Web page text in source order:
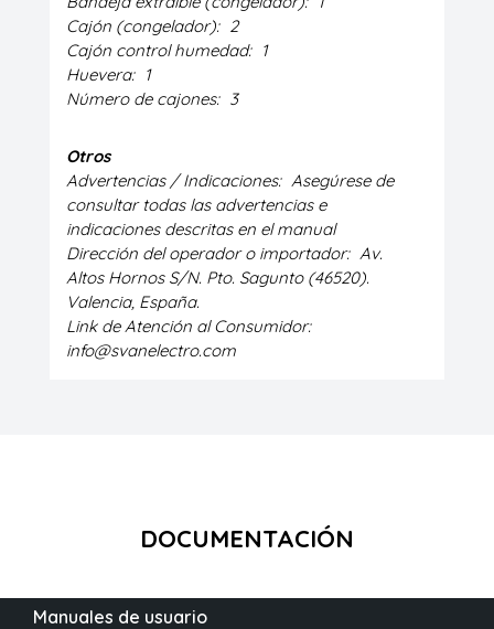
Cajón (congelador): 2
Cajón control humedad: 1
Huevera: 1
Número de cajones: 3
Otros
Advertencias / Indicaciones: Asegúrese de
consultar todas las advertencias e
indicaciones descritas en el manual
Dirección del operador o importador: Av.
Altos Hornos S/N. Pto. Sagunto (46520).
Valencia, España.
Link de Atención al Consumidor:
info@svanelectro.com
DOCUMENTACIÓN
Manuales de usuario